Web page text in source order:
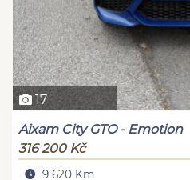
17
Aixam City GTO - Emotion
316 200 Kč
9 620 Km